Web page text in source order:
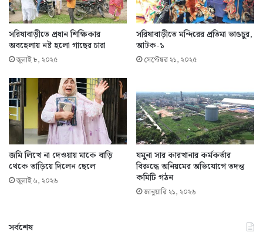
সরিষাবাড়ীতে প্রধান শিক্ষিকার
অবহেলায় নষ্ট হলো গাছের চারা
জুলাই ৮, ২০২৫
সরিষাবাড়ীতে মন্দিরের প্রতিমা ভাঙচুর,
আটক-১
সেপ্টেম্বর ২১, ২০২৫
জমি লিখে না দেওয়ায় মাকে বাড়ি
থেকে তাড়িয়ে দিলেন ছেলে
জুলাই ৬, ২০২৬
যমুনা সার কারখানার কর্মকর্তার
বিরুদ্ধে অনিয়মের অভিযোগে তদন্ত
কমিটি গঠন
জানুয়ারি ২১, ২০২৬
সর্বশেষ